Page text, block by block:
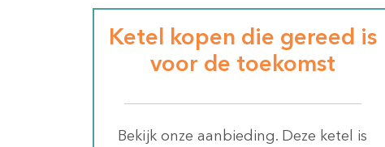
Ketel kopen die gereed is
voor de toekomst
Bekijk onze aanbieding. Deze ketel is